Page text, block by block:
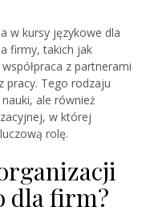
w kursy językowe dla
firmy, takich jak
z partnerami
pracy. Tego rodzaju
ale również
w której
rolę.
dla firm?